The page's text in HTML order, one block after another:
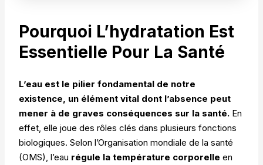
Pourquoi L’hydratation Est
Essentielle Pour La Santé
L’eau est le pilier fondamental de notre
existence, un élément vital dont l’absence peut
mener à de graves conséquences sur la santé. En
effet, elle joue des rôles clés dans plusieurs fonctions
biologiques. Selon l’Organisation mondiale de la santé
(OMS), l’eau régule la température corporelle en